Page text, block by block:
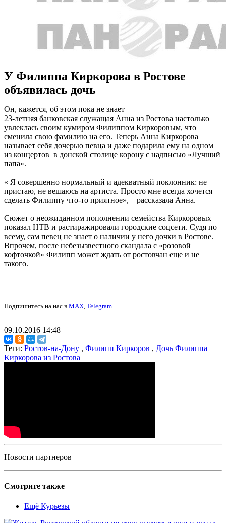
У Филиппа Киркорова в Ростове
объявилась дочь
Он, кажется, об этом пока не знает
23-летняя банковская служащая Анна из Ростова настолько
увлеклась своим кумиром Филиппом Киркоровым, что
сменила свою фамилию на его. Теперь Анна Киркорова
называет себя дочерью певца и даже подарила ему на одном
из концертов в донской столице корону с надписью «Лучший
папа».
« Я совершенно нормальный и адекватный поклонник: не
пристаю, не вешаюсь на артиста. Просто мне всегда хочется
сделать Филиппу что-то приятное», – рассказала Анна.
Сюжет о неожиданном пополнении семейства Киркоровых
показал НТВ и растиражировали городские соцсети. Судя по
всему, сам певец не знает о наличии у него дочки в Ростове.
Впрочем, после небезызвестного скандала с «розовой
кофточкой» Филипп может ждать от ростовчан еще и не
такого.
Подпишитесь на нас в MAX, Telegram.
09.10.2016 14:48
Теги: Ростов-на-Дону , Филипп Киркоров , Дочь Филиппа
Киркорова из Ростова
Новости партнеров
Смотрите также
Ещё Курьезы